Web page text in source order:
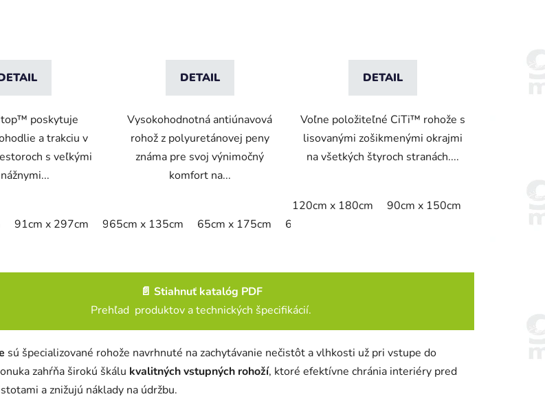
poskytuje
a trakciu v
s veľkými
91cm x 297cm 91cm x 594cm
DETAIL
Vysokohodnotná antiúnavová
rohož z polyuretánovej peny
známa pre svoj výnimočný
komfort na...
65cm x 135cm 65cm x 175cm 65cm x 90cm
DETAIL
Voľne položiteľné CiTi™ rohože s
lisovanými zošikmenými okrajmi
na všetkých štyroch stranách....
120cm x 180cm 90cm x 150cm
v
l
á
d
a
c
i
e
📄 Stiahnuť katalóg PDF
Prehľad produktov a technických špecifikácií.
sú špecializované rohože navrhnuté na zachytávanie nečistôt a vlhkosti už pri vstupe do
zahŕňa širokú škálu kvalitných vstupných rohoží, ktoré efektívne chránia interiéry pred
a znižujú náklady na údržbu.